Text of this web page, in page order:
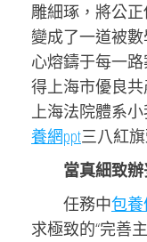
雕細琢，將公
變成了一道被
心熔鑄于每一
得上海市優良
上海法院體系
養網ppt三八紅
當真細致
任務中包
求極致的“完善